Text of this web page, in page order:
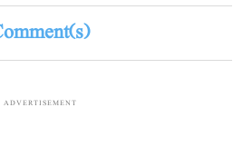
ADVERTISEMENT